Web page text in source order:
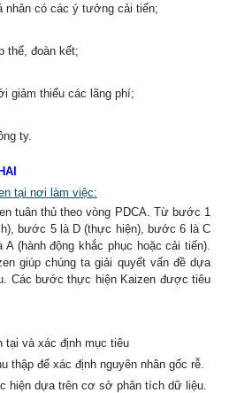
nhân có các ý tưởng cải tiến;
thể, đoàn kết;
giảm thiểu các lãng phí;
ty.
tại nơi làm việc:
tuân thủ theo vòng PDCA. Từ bước 1
bước 5 là D (thực hiện), bước 6 là C
(hành động khắc phục hoặc cải tiến).
giúp chúng ta giải quyết vấn đề dựa
Các bước thực hiện Kaizen được tiêu
tại và xác định mục tiêu
thập để xác định nguyên nhân gốc rễ.
hiện dựa trên cơ sở phân tích dữ liệu.